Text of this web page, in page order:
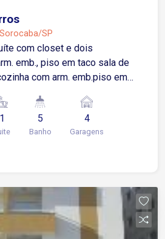
SP
com closet e dois
emb., piso em taco sala de
com arm. emb.piso em
e sotão.
1 5
Banho
4
Garagens